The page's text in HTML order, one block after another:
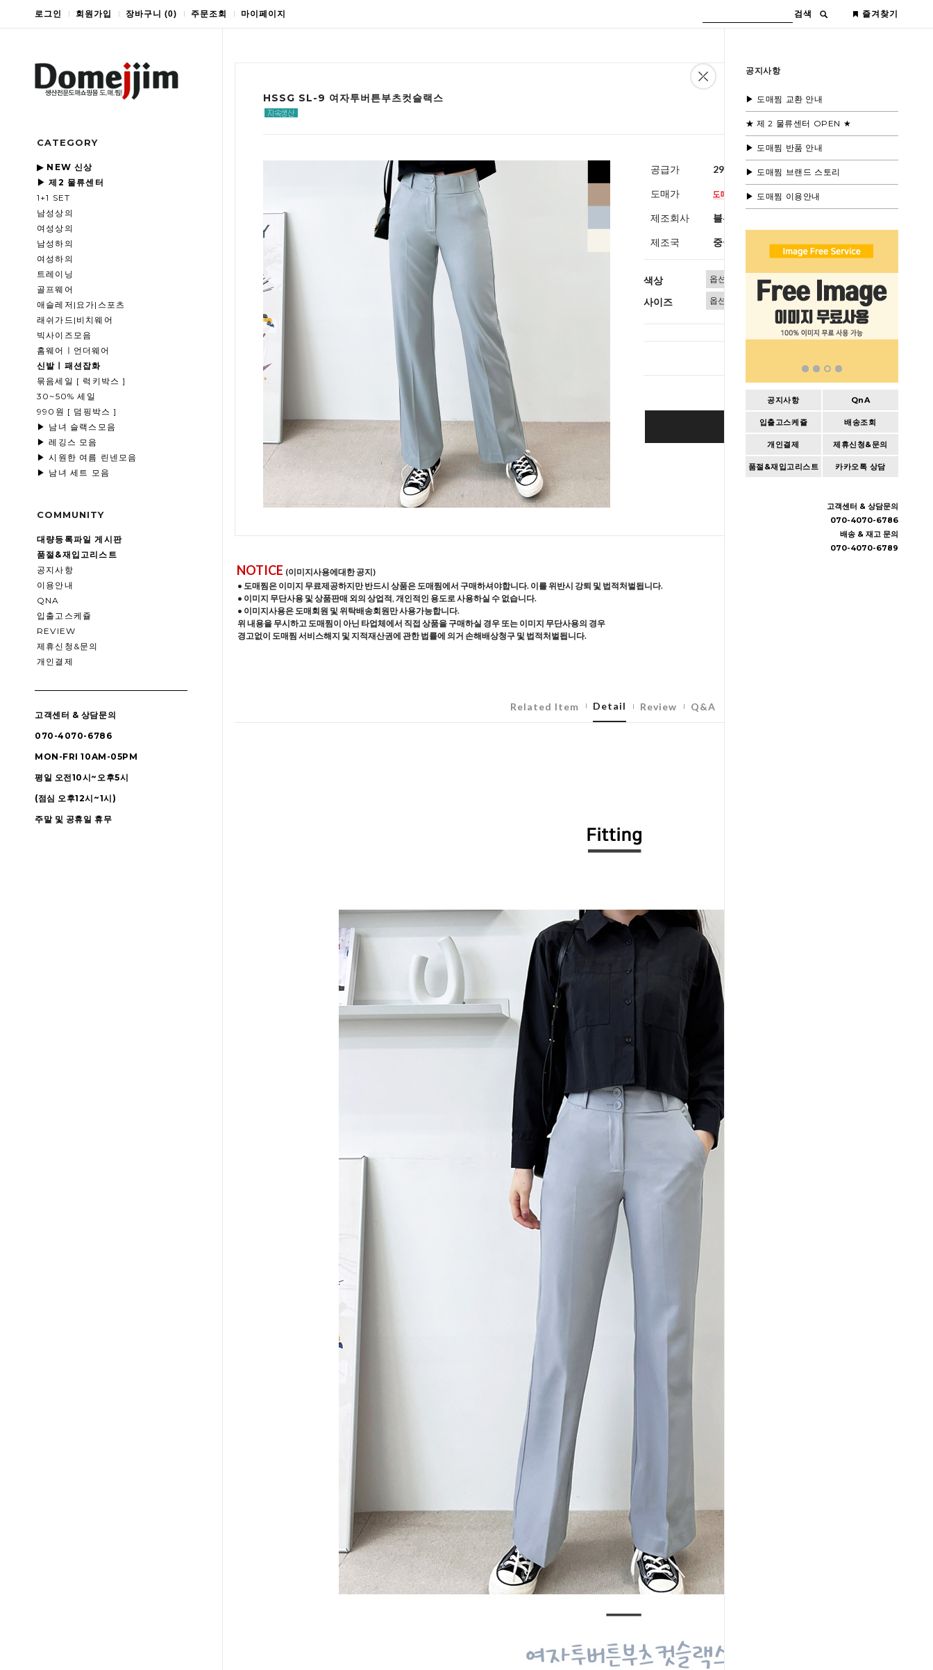
로그인 회원가입 장바구니 (0) 주문조회 마이페이지 검색 즐겨찾기
CATEGORY
▶ NEW 신상
▶ 제2 물류센터
1+1 SET
남성상의
여성상의
남성하의
여성하의
트레이닝
골프웨어
애슬레저|요가|스포츠
래쉬가드|비치웨어
빅사이즈모음
홈웨어ㅣ언더웨어
신발ㅣ패션잡화
묶음세일 [ 럭키박스 ]
30~50% 세일
990원 [ 덤핑박스 ]
▶ 남녀 슬랙스모음
▶ 레깅스 모음
▶ 시원한 여름 린넨모음
▶ 남녀 세트 모음
COMMUNITY
대량등록파일 게시판
품절&재입고리스트
공지사항
이용안내
QNA
입출고스케쥴
REVIEW
제휴신청&문의
개인결제
고객센터 & 상담문의
070-4070-6786
MON-FRI 10AM-05PM
평일 오전10시~오후5시
(점심 오후12시~1시)
주말 및 공휴일 휴무
공지사항
▶ 도매찜 교환 안내
★ 제 2 물류센터 OPEN ★
▶ 도매찜 반품 안내
▶ 도매찜 브랜드 스토리
▶ 도매찜 이용안내
공지사항 QnA
입출고스케쥴 배송조회
개인결제 제휴신청&문의
품절&재입고리스트 카카오톡 상담
고객센터 & 상담문의
070-4070-6786
배송 & 재고 문의
070-4070-6789
HSSG SL-9 여자투버튼부츠컷슬랙스
공급가 29,600원(부가세별도)
도매가
제조회사 블루모드제휴사
제조국 중국
색상
사이즈
BUY IT NOW
Cart Wishlist
NOTICE (이미지사용에대한 공지)
• 도매찜은 이미지 무료제공하지만 반드시 상품은 도매찜에서 구매하셔야합니다. 이를 위반시 강퇴 및 법적처벌됩니다.
• 이미지 무단사용 및 상품판매 외의 상업적, 개인적인 용도로 사용하실 수 없습니다.
• 이미지사용은 도매회원 및 위탁배송회원만 사용가능합니다.
위 내용을 무시하고 도매찜이 아닌 타업체에서 직접 상품을 구매하실 경우 또는 이미지 무단사용의 경우
경고없이 도매찜 서비스해지 및 지적재산권에 관한 법률에 의거 손해배상청구 및 법적처벌됩니다.
Related Item Detail Review Q&A